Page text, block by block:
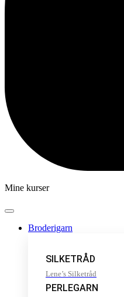
Mine kurser
Broderigarn
SILKETRÅD
Lene’s Silketråd
PERLEGARN